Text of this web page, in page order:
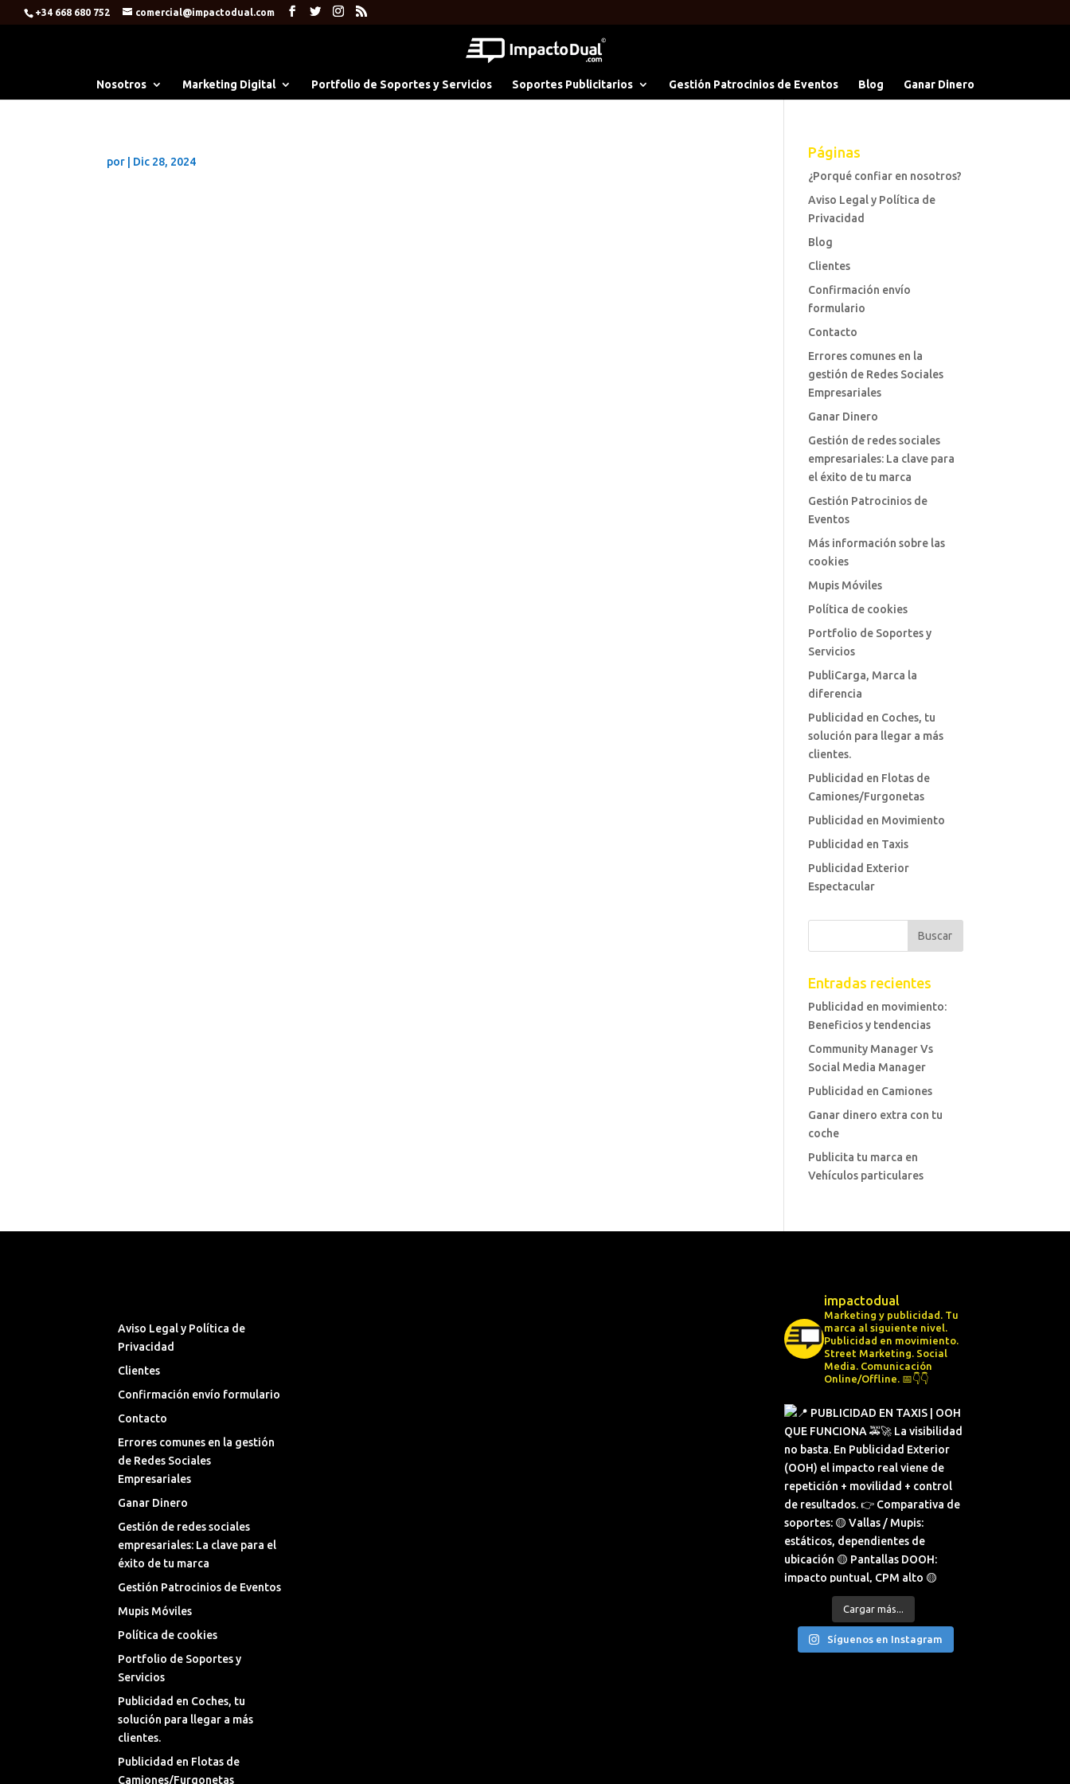
+34 668 680 752 comercial@impactodual.com
Nosotros Marketing Digital Portfolio de Soportes y Servicios Soportes Publicitarios Gestión Patrocinios de Eventos Blog Ganar Dinero
por Dic 28, 2024
Páginas
¿Porqué confiar en nosotros?
Aviso Legal y Política de
Privacidad
Blog
Clientes
Confirmación envío
formulario
Contacto
Errores comunes en la
gestión de Redes Sociales
Empresariales
Ganar Dinero
Gestión de redes sociales
empresariales: La clave para
el éxito de tu marca
Gestión Patrocinios de
Eventos
Más información sobre las
cookies
Mupis Móviles
Política de cookies
Portfolio de Soportes y
Servicios
PubliCarga, Marca la
diferencia
Publicidad en Coches, tu
solución para llegar a más
clientes.
Publicidad en Flotas de
Camiones/Furgonetas
Publicidad en Movimiento
Publicidad en Taxis
Publicidad Exterior
Espectacular
Entradas recientes
Publicidad en movimiento:
Beneficios y tendencias
Community Manager Vs
Social Media Manager
Publicidad en Camiones
Ganar dinero extra con tu
coche
Publicita tu marca en
Vehículos particulares
Aviso Legal y Política de
Privacidad
Clientes
Confirmación envío formulario
Contacto
Errores comunes en la gestión
de Redes Sociales
Empresariales
Ganar Dinero
Gestión de redes sociales
empresariales: La clave para el
éxito de tu marca
Gestión Patrocinios de Eventos
Mupis Móviles
Política de cookies
Portfolio de Soportes y
Servicios
Publicidad en Coches, tu
solución para llegar a más
clientes.
Publicidad en Flotas de
Camiones/Furgonetas
impactodual
Marketing y publicidad. Tu
marca al siguiente nivel.
Publicidad en movimiento.
Street Marketing. Social
Media. Comunicación
Online/Offline. 📅👇👇
Cargar más...
Síguenos en Instagram